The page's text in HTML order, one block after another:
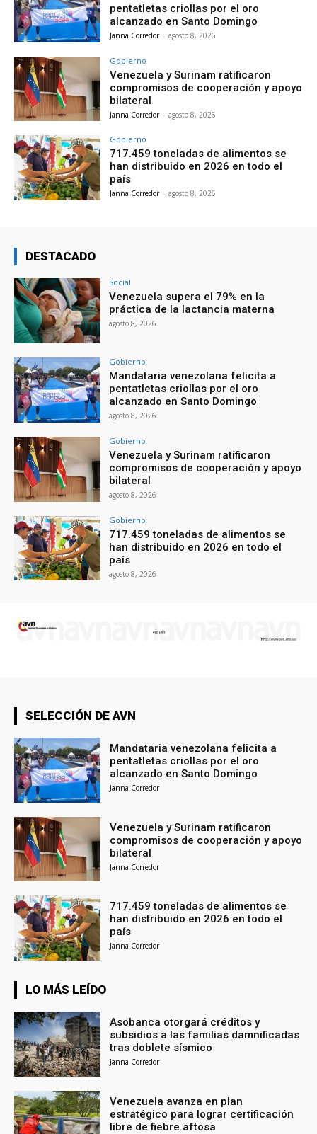
pentatletas criollas por el oro
alcanzado en Santo Domingo
Janna Corredor - agosto 8, 2026
Gobierno
Venezuela y Surinam ratificaron
compromisos de cooperación y apoyo
bilateral
Janna Corredor - agosto 8, 2026
Gobierno
717.459 toneladas de alimentos se
han distribuido en 2026 en todo el
país
Janna Corredor - agosto 8, 2026
DESTACADO
Social
Venezuela supera el 79% en la
práctica de la lactancia materna
agosto 8, 2026
Gobierno
Mandataria venezolana felicita a
pentatletas criollas por el oro
alcanzado en Santo Domingo
agosto 8, 2026
Gobierno
Venezuela y Surinam ratificaron
compromisos de cooperación y apoyo
bilateral
agosto 8, 2026
Gobierno
717.459 toneladas de alimentos se
han distribuido en 2026 en todo el
país
agosto 8, 2026
SELECCIÓN DE AVN
Mandataria venezolana felicita a
pentatletas criollas por el oro
alcanzado en Santo Domingo
Janna Corredor
Venezuela y Surinam ratificaron
compromisos de cooperación y apoyo
bilateral
Janna Corredor
717.459 toneladas de alimentos se
han distribuido en 2026 en todo el
país
Janna Corredor
LO MÁS LEÍDO
Asobanca otorgará créditos y
subsidios a las familias damnificadas
tras doblete sísmico
Janna Corredor
Venezuela avanza en plan
estratégico para lograr certificación
libre de fiebre aftosa